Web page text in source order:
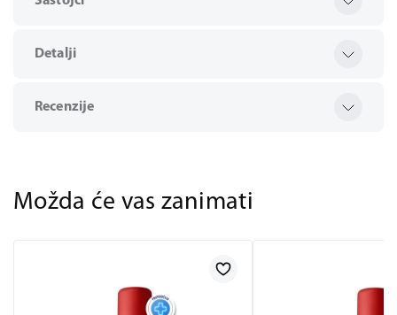
Detalji
Recenzije
Možda će vas zanimati